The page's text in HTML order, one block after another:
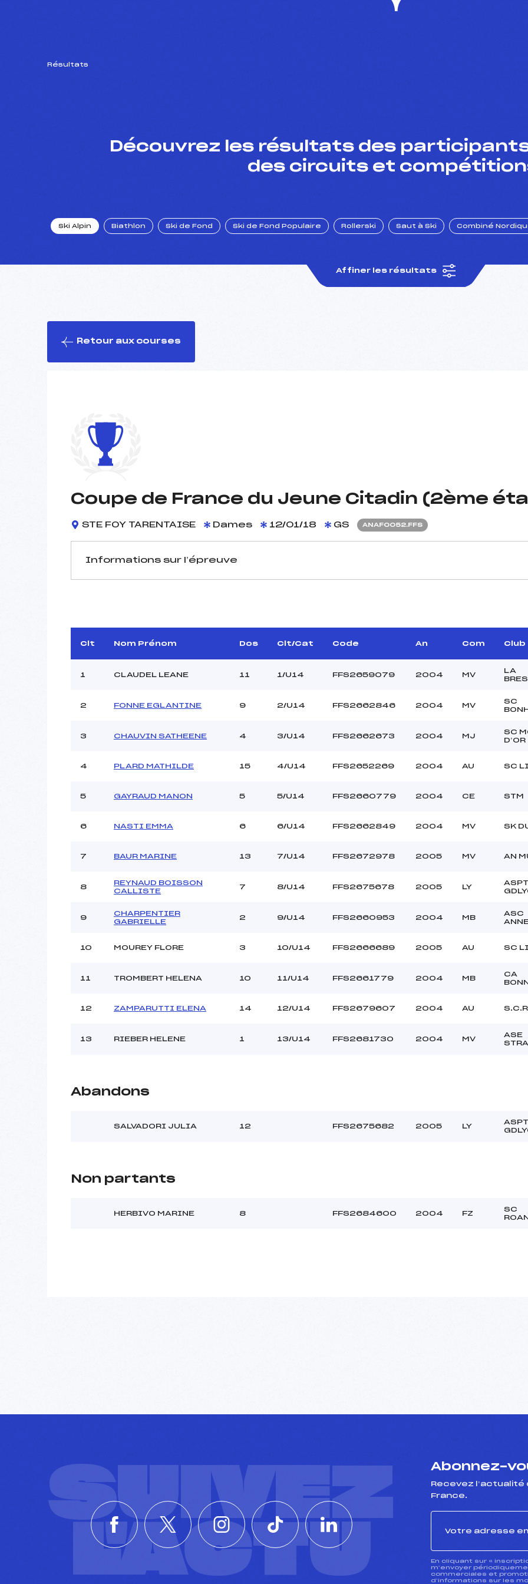
Résultats
Découvrez les résultats des participants
des circuits et
Ski Alpin Biathlon Ski de Fond Ski de Fond Populaire Rollerski Saut à Ski Combiné
Affiner les résultats
Retour aux courses
Coupe de France du Jeune Citadin (2ème
STE FOY TARENTAISE Dames 12/01/18 GS ANAF0052.FFS
Informations sur l’épreuve
Arbitre :
POUPON BRUNO (CE)
Assistant :
Altitude départ :
Altitude arrivée :
MANCHE 1
Heure de départ :
9H00
Ouvreurs A :
–
Ouvreurs C :
–
MANCHE 2
Heure de départ :
Ouvreurs A :
Ouvreurs C :
Pénalité appliquée :
155.7600
Clt Nom Prénom Dos Clt/Cat Code An Com Club
1 CLAUDEL LEANE 11 1/U14 FFS2659079 2004 MV
LA
2 FONNE EGLANTINE 9 2/U14 FFS2662846 2004 MV
SC
3 CHAUVIN SATHEENE 4 3/U14 FFS2662673 2004 MJ
SC
D’OR
4 PLARD MATHILDE 15 4/U14 FFS2652269 2004 AU SC
5 GAYRAUD MANON 5 5/U14 FFS2660779 2004 CE STM
6 NASTI EMMA 6 6/U14 FFS2662849 2004 MV SK
7 BAUR MARINE 13 7/U14 FFS2672978 2005 MV AN
8
REYNAUD BOISSON
CALLISTE
7 8/U14 FFS2675678 2005 LY
9
CHARPENTIER
GABRIELLE
2 9/U14 FFS2660953 2004 MB
ASC
10 MOUREY FLORE 3 10/U14 FFS2666689 2005 AU SC
11 TROMBERT HELENA 10 11/U14 FFS2661779 2004 MB
CA
12 ZAMPARUTTI ELENA 14 12/U14 FFS2679607 2004 AU
13 RIEBER HELENE 1 13/U14 FFS2681730 2004 MV
ASE
Abandons
SALVADORI JULIA 12 FFS2675682 2005 LY
Non partants
HERBIVO MARINE 8 FFS2684600 2004 FZ
SC
SUIVEZ
L'ACTU
Abonnez-
Recevez l’actualité
France.
En cliquant sur «
m’envoyer
commerciales et
d’informations sur les